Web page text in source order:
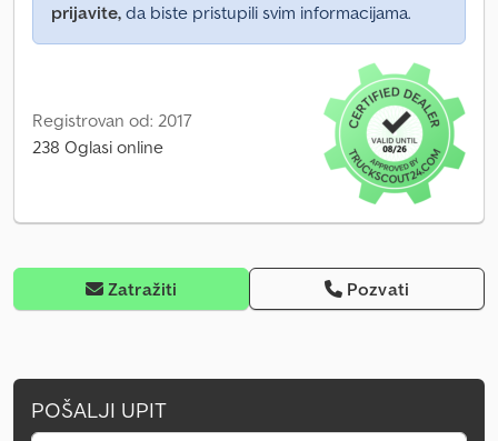
prijavite, da biste pristupili svim informacijama.
Registrovan od: 2017
238 Oglasi online
Zatražiti Pozvati
POŠALJI UPIT